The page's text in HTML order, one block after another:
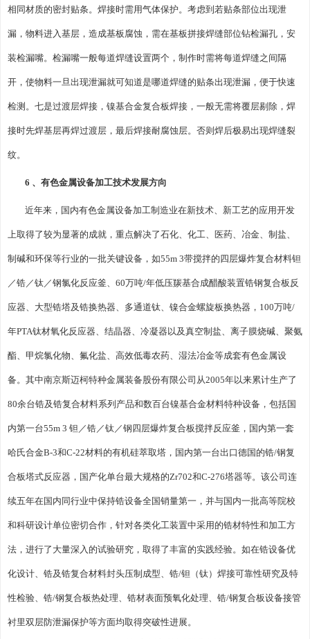
相同材质的密封贴条。焊接时需用气体保护。考虑到若贴条部位出现泄
漏，物料进入基层，造成基板腐蚀，需在基板拼接焊缝部位钻检漏孔，安
装检漏嘴。检漏嘴一般每道焊缝设置两个，制作时需将每道焊缝之间隔
开，使物料一旦出现泄漏就可知道是哪道焊缝的贴条出现泄漏，便于快速
检测。七是过渡层焊接，镍基合金复合板焊接，一般无需将覆层剔除，焊
接时先焊基层再焊过渡层，最后焊接耐腐蚀层。否则焊后极易出现焊缝裂
纹。
6 、有色金属设备加工技术发展方向
近年来，国内有色金属设备加工制造业在新技术、新工艺的应用开发
上取得了较为显著的成就，重点解决了石化、化工、医药、冶金、制盐、
制碱和环保等行业的一批关键设备，如55m 3带搅拌的四层爆炸复合材料钽
／锆／钛／钢氯化反应釜、60万吨/年低压羰基合成醋酸装置锆钢复合板反
应器、大型锆塔及锆换热器、多通道钛、镍合金螺旋板换热器，100万吨/
年PTA钛材氧化反应器、结晶器、冷凝器以及真空制盐、离子膜烧碱、聚氨
酯、甲烷氯化物、氟化盐、高效低毒农药、湿法冶金等成套有色金属设
备。其中南京斯迈柯特种金属装备股份有限公司从2005年以来累计生产了
80余台锆及锆复合材料系列产品和数百台镍基合金材料特种设备，包括国
内第一台55m 3 钽／锆／钛／钢四层爆炸复合板搅拌反应釜，国内第一套
哈氏合金B-3和C-22材料的有机硅萃取塔，国内第一台出口德国的锆/钢复
合板塔式反应器，国产化单台最大规格的Zr702和C-276塔器等。该公司连
续五年在国内同行业中保持锆设备全国销量第一，并与国内一批高等院校
和科研设计单位密切合作，针对各类化工装置中采用的锆材特性和加工方
法，进行了大量深入的试验研究，取得了丰富的实践经验。如在锆设备优
化设计、锆及锆复合材料封头压制成型、锆/钽（钛）焊接可靠性研究及特
性检验、锆/钢复合板热处理、锆材表面预氧化处理、锆/钢复合板设备接管
衬里双层防泄漏保护等方面均取得突破性进展。